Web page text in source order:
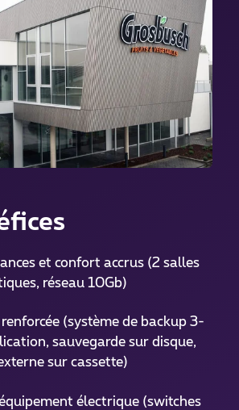
et confort accrus (2 salles
réseau 10Gb)
(système de backup 3-
sauvegarde sur disque,
sur cassette)
électrique (switches